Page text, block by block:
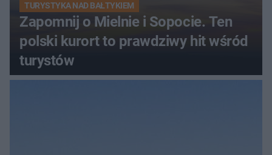
TURYSTYKA NAD BAŁTYKIEM
Zapomnij o Mielnie i Sopocie. Ten
polski kurort to prawdziwy hit wśród
turystów